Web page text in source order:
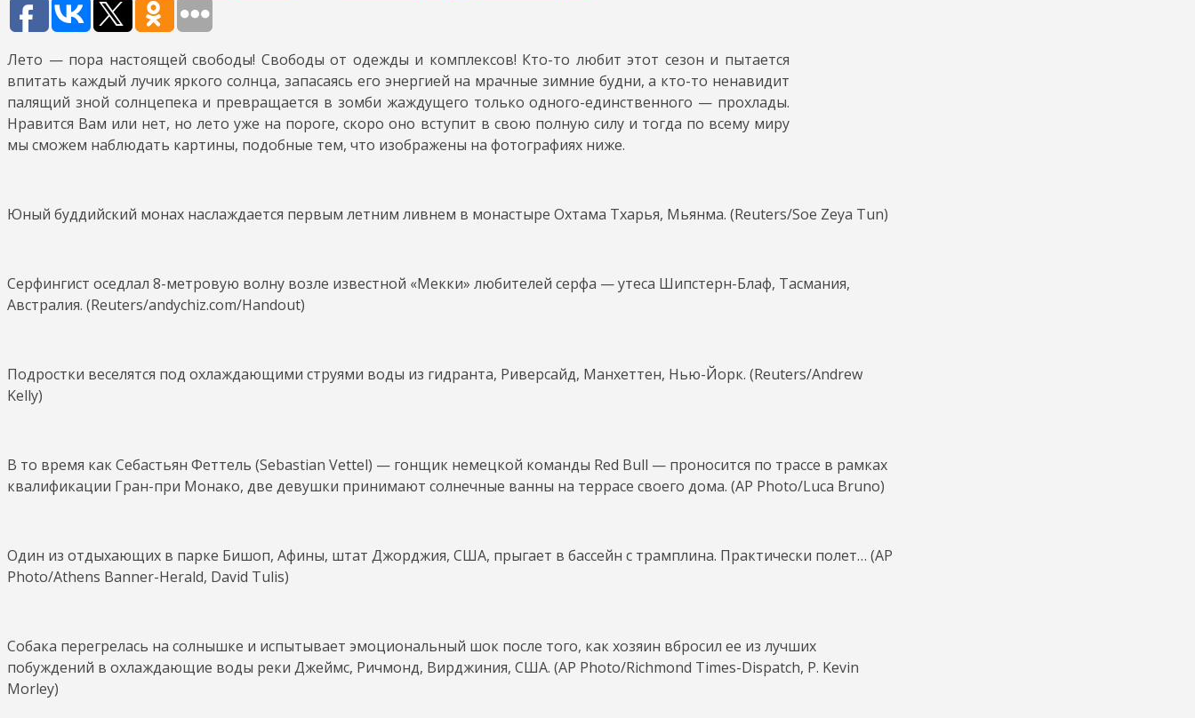
Лето — пора настоящей свободы! Свободы от одежды и комплексов! Кто-то любит этот сезон и пытается
впитать каждый лучик яркого солнца, запасаясь его энергией на мрачные зимние будни, а кто-то ненавидит
палящий зной солнцепека и превращается в зомби жаждущего только одного-единственного — прохлады.
Нравится Вам или нет, но лето уже на пороге, скоро оно вступит в свою полную силу и тогда по всему миру
мы сможем наблюдать картины, подобные тем, что изображены на фотографиях ниже.
Юный буддийский монах наслаждается первым летним ливнем в монастыре Охтама Тхарья, Мьянма. (Reuters/Soe Zeya Tun)
Серфингист оседлал 8-метровую волну возле известной «Мекки» любителей серфа — утеса Шипстерн-Блаф, Тасмания,
Австралия. (Reuters/andychiz.com/Handout)
Подростки веселятся под охлаждающими струями воды из гидранта, Риверсайд, Манхеттен, Нью-Йорк. (Reuters/Andrew
Kelly)
В то время как Себастьян Феттель (Sebastian Vettel) — гонщик немецкой команды Red Bull — проносится по трассе в рамках
квалификации Гран-при Монако, две девушки принимают солнечные ванны на террасе своего дома. (AP Photo/Luca Bruno)
Один из отдыхающих в парке Бишоп, Афины, штат Джорджия, США, прыгает в бассейн с трамплина. Практически полет… (AP
Photo/Athens Banner-Herald, David Tulis)
Собака перегрелась на солнышке и испытывает эмоциональный шок после того, как хозяин вбросил ее из лучших
побуждений в охлаждающие воды реки Джеймс, Ричмонд, Вирджиния, США. (AP Photo/Richmond Times-Dispatch, P. Kevin
Morley)